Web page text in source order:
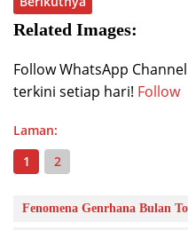
Related Images:
Follow WhatsApp
terkini setiap hari! Follow
Laman:
1
2
Fenomena Genrhana Bulan